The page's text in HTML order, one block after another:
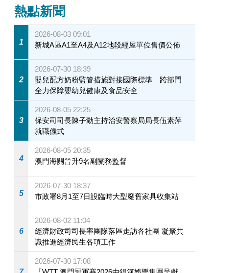
熱點新聞
1
2026-08-03 09:01
新城A區A1至A4及A12地段經屋單位售價公佈
2
2026-07-30 18:39
嬰兒配方奶粉監管措施對接國際標準 跨部門
全力保障嬰幼兒健康及食品安全
3
2026-08-05 22:25
保安司司長陳子勁主持治安警察局局長伍素萍
就職儀式
4
2026-08-05 20:35
澳門海關晉升9名副關務監督
5
2026-07-30 18:37
市政署8月1至7日設臨時大型廢舊家具收集站
6
2026-08-02 11:04
經濟財政司司長率團隊落區走訪各社團 凝聚共
識推進經濟民生各項工作
2026-07-30 17:08